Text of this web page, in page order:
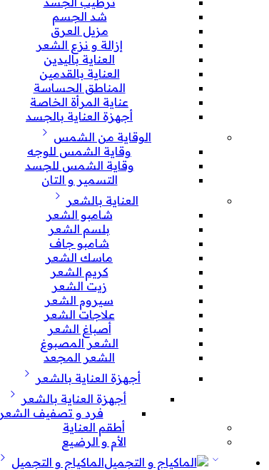
شد الجسم
مزيل العرق
إزالة و نزع الشعر
العناية باليدين
العناية بالقدمين
المناطق الحساسة
عناية المرأة الخاصة
أجهزة العناية بالجسد
الوقاية من الشمس
وقاية الشمس للوجه
وقاية الشمس للجسد
التسمير و التان
العناية بالشعر
شامبو الشعر
بلسم الشعر
شامبو جاف
ماسك الشعر
كريم الشعر
زيت الشعر
سيروم الشعر
علاجات الشعر
أصباغ الشعر
الشعر المصبوغ
الشعر المجعد
أجهزة العناية بالشعر
أجهزة العناية بالشعر
فرد و تصفيف الشعر
أطقم العناية
الأم و الرضيع
الماكياج و التجميل